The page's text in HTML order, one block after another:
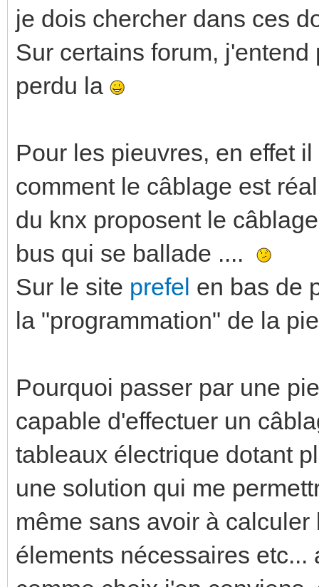
je dois chercher dans ces
Sur certains forum,
perdu la
Pour les pieuvres, en effet
comment le câblage est
du knx proposent le
bus qui se ballade ....
Sur le site prefel en bas de
la "programmation" de la
Pourquoi passer par une
capable d'effectuer un
tableaux électrique dotant
une solution qui me
même sans avoir à
élements nécessaires